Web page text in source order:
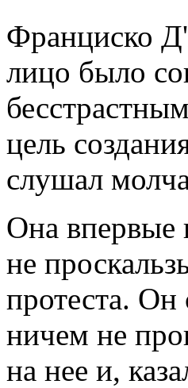
Франциско
лицо было
цель
слушал
Она впервые
не
протеста.
ничем не
на нее и,